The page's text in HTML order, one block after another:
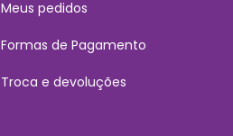
Meus pedidos
Formas de Pagamento
Troca e devoluções